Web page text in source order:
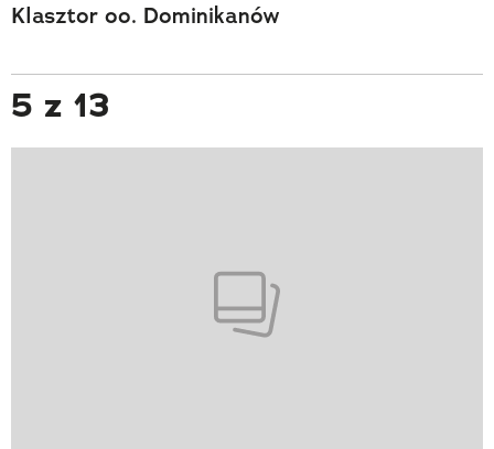
Klasztor oo. Dominikanów
5 z 13